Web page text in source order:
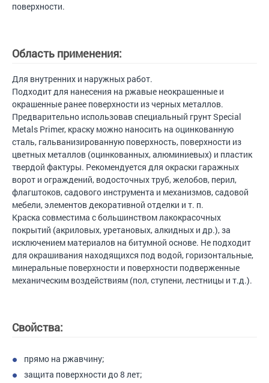
поверхности.
Область применения:
Для внутренних и наружных работ.
Подходит для нанесения на ржавые неокрашенные и
окрашенные ранее поверхности из черных металлов.
Предварительно использовав специальный грунт Special
Metals Primer, краску можно наносить на оцинкованную
сталь, гальванизированную поверхность, поверхности из
цветных металлов (оцинкованных, алюминиевых) и пластик
твердой фактуры. Рекомендуется для окраски гаражных
ворот и ограждений, водосточных труб, желобов, перил,
флагштоков, садового инструмента и механизмов, садовой
мебели, элементов декоративной отделки и т. п.
Краска совместима с большинством лакокрасочных
покрытий (акриловых, уретановых, алкидных и др.), за
исключением материалов на битумной основе. Не подходит
для окрашивания находящихся под водой, горизонтальные,
минеральные поверхности и поверхности подверженные
механическим воздействиям (пол, ступени, лестницы и т.д.).
Свойства:
прямо на ржавчину;
защита поверхности до 8 лет;